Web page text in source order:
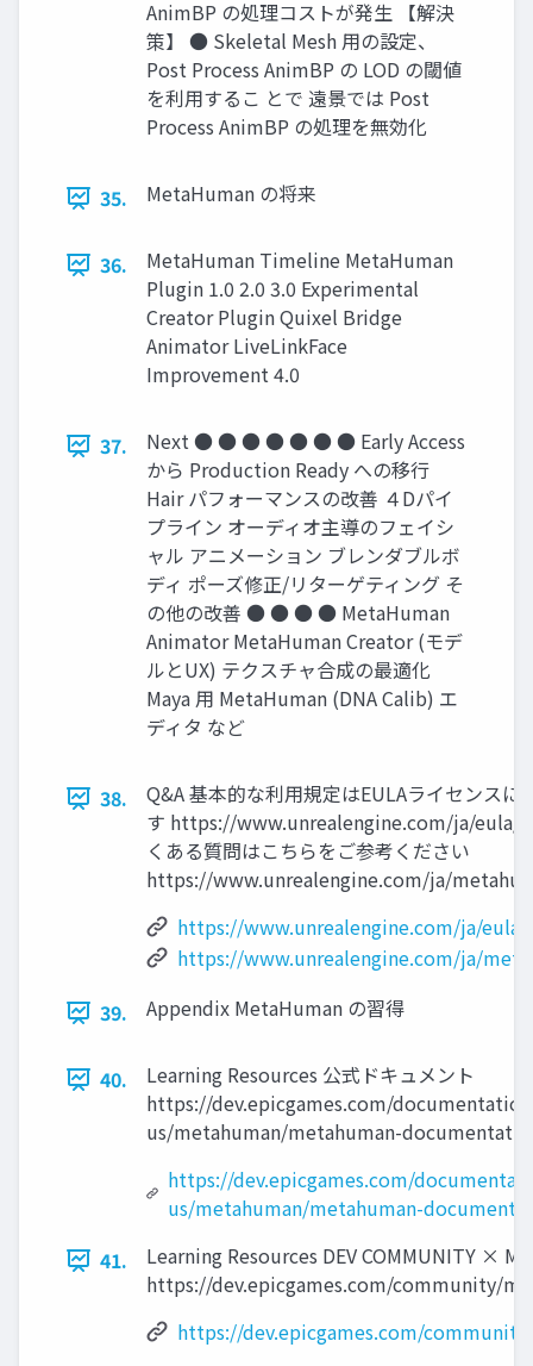
AnimBP の処理コストが発生 【解決
策】 ● Skeletal Mesh 用の設定、
Post Process AnimBP の LOD の閾値
を利用するこ とで 遠景では Post
Process AnimBP の処理を無効化
35. MetaHuman の将来
36.
MetaHuman Timeline MetaHuman
Plugin 1.0 2.0 3.0 Experimental
Creator Plugin Quixel Bridge
Animator LiveLinkFace
Improvement 4.0
37.
Next ● ● ● ● ● ● ● Early Access
から Production Ready への移行
Hair パフォーマンスの改善 ４Dパイ
プライン オーディオ主導のフェイシ
ャル アニメーション ブレンダブルボ
ディ ポーズ修正/リターゲティング そ
の他の改善 ● ● ● ● MetaHuman
Animator MetaHuman Creator (モデ
ルとUX) テクスチャ合成の最適化
Maya 用 MetaHuman (DNA Calib) エ
ディタ など
38.
Q&A 基本的な利用規定はEULAライセンスに
す https://www.unrealengine.com/ja/eula/
くある質問はこちらをご参考ください
https://www.unrealengine.com/ja/
https://www.unrealengine.com/ja/eula/
https://www.unrealengine.com/ja/
39.
Appendix MetaHuman の習得
40.
Learning Resources 公式ドキュメント
https://dev.epicgames.com/
us/metahuman/metahuman-
https://dev.epicgames.com/
us/metahuman/metahuman-
41.
Learning Resources DEV COMMUNITY ×
https://dev.epicgames.com/community/
https://dev.epicgames.com/